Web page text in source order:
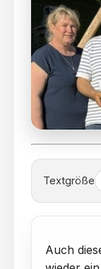
Textgröße
Auch